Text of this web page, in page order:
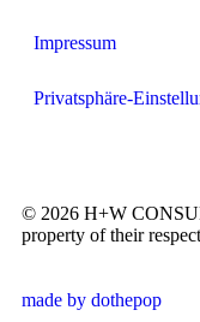
Impressum
Privatsphäre-
© 2026 H+W
property of their
made by dothepop